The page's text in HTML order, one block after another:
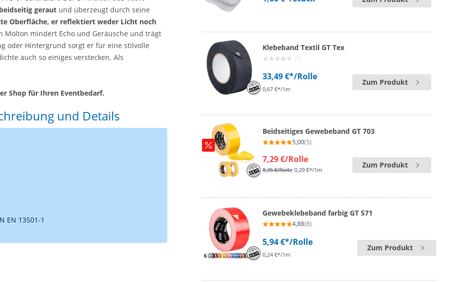
beidseitig geraut und überzeugt durch seine
Oberfläche, er reflektiert weder Licht noch
Molton mindert Echo und Geräusche und trägt
oder Hintergrund sorgt er für eine stilvolle
auch so einiges verstecken. Als
Shop für Ihren Eventbedarf.
und Details
EN 13501-1
Klebeband Textil GT Tex
(0)
33,49 €*/Rolle
0,67 €*/1m
Zum Produkt
Beidseitiges Gewebeband GT 703
5,00(5)
7,29 €/Rolle
8,35 €/Rolle 0,29 €*/1m
Zum Produkt
Gewebeklebeband farbig GT 571
4,88(8)
5,94 €*/Rolle
0,24 €*/1m
Zum Produkt